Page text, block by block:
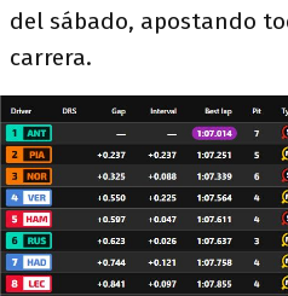
del sábado, apostando
carrera.